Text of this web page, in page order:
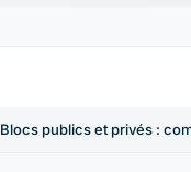
Blocs publics et privés :